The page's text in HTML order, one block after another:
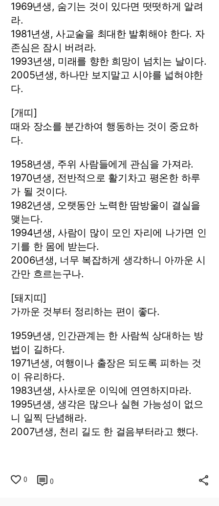
1969년생, 숨기는 것이 있다면 떳떳하게 알려
라.
1981년생, 사교술을 최대한 발휘해야 한다. 자
존심은 잠시 버려라.
1993년생, 미래를 향한 희망이 넘치는 날이다.
2005년생, 하나만 보지말고 시야를 넓혀야한
다.
[개띠]
때와 장소를 분간하여 행동하는 것이 중요하
다.
1958년생, 주위 사람들에게 관심을 가져라.
1970년생, 전반적으로 활기차고 평온한 하루
가 될 것이다.
1982년생, 오랫동안 노력한 땀방울이 결실을
맺는다.
1994년생, 사람이 많이 모인 자리에 나가면 인
기를 한 몸에 받는다.
2006년생, 너무 복잡하게 생각하니 아까운 시
간만 흐르는구나.
[돼지띠]
가까운 것부터 정리하는 편이 좋다.
1959년생, 인간관계는 한 사람씩 상대하는 방
법이 길하다.
1971년생, 여행이나 출장은 되도록 피하는 것
이 유리하다.
1983년생, 사사로운 이익에 연연하지마라.
1995년생, 생각은 많으나 실현 가능성이 없으
니 일찍 단념해라.
2007년생, 천리 길도 한 걸음부터라고 했다.
0 0